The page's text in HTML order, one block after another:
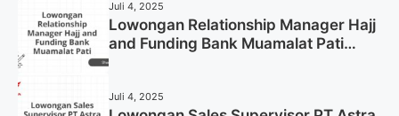
Juli 4, 2025
Lowongan Relationship Manager Hajj
and Funding Bank Muamalat Pati
Juli 4, 2025